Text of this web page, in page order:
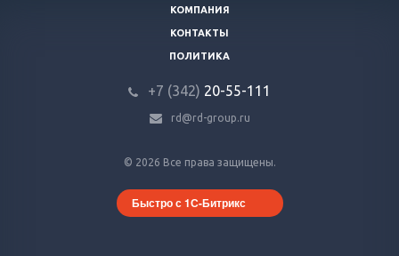
© 2026 Все права защищены.
Быстро с 1С-Битрикс
КОМПАНИЯ
КОНТАКТЫ
ПОЛИТИКА
+7 (342) 20-55-111
rd@rd-group.ru